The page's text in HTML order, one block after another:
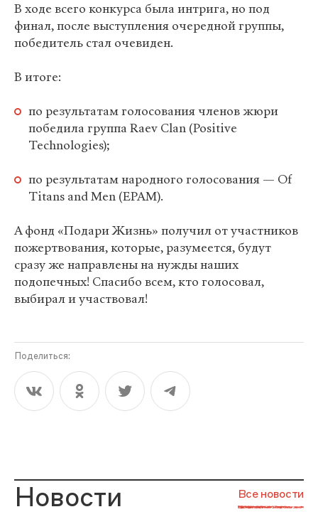
В ходе всего конкурса была интрига, но под
финал, после выступления очередной группы,
победитель стал очевиден.
В итоге:
по результатам голосования членов жюри
победила группа Raev Clan (Positive
Technologies);
по результатам народного голосования — Of
Titans and Men (EPAM).
А фонд «Подари Жизнь» получил от участников
пожертвования, которые, разумеется, будут
сразу же направлены на нужды наших
подопечных! Спасибо всем, кто голосовал,
выбирал и участвовал!
Поделиться:
Новости Все новости